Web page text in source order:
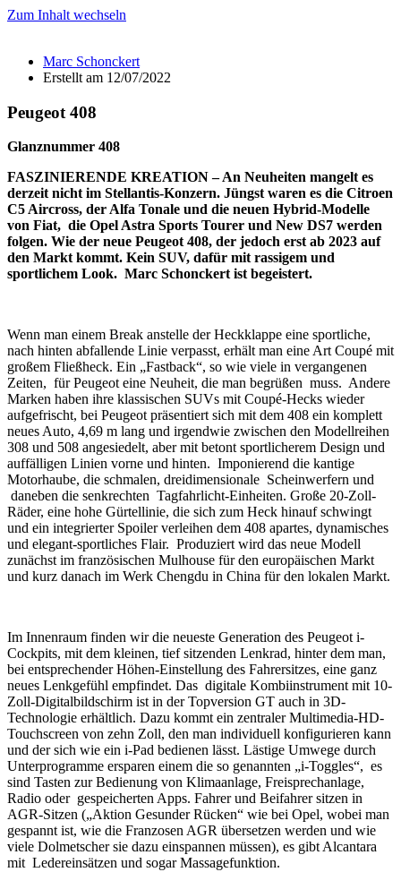
Zum Inhalt wechseln
Marc Schonckert
Erstellt am 12/07/2022
Peugeot 408
Glanznummer 408
FASZINIERENDE KREATION – An Neuheiten mangelt es
derzeit nicht im Stellantis-Konzern. Jüngst waren es die Citroen
C5 Aircross, der Alfa Tonale und die neuen Hybrid-Modelle
von Fiat, die Opel Astra Sports Tourer und New DS7 werden
folgen. Wie der neue Peugeot 408, der jedoch erst ab 2023 auf
den Markt kommt. Kein SUV, dafür mit rassigem und
sportlichem Look. Marc Schonckert ist begeistert.
Wenn man einem Break anstelle der Heckklappe eine sportliche,
nach hinten abfallende Linie verpasst, erhält man eine Art Coupé mit
großem Fließheck. Ein „Fastback“, so wie viele in vergangenen
Zeiten, für Peugeot eine Neuheit, die man begrüßen muss. Andere
Marken haben ihre klassischen SUVs mit Coupé-Hecks wieder
aufgefrischt, bei Peugeot präsentiert sich mit dem 408 ein komplett
neues Auto, 4,69 m lang und irgendwie zwischen den Modellreihen
308 und 508 angesiedelt, aber mit betont sportlicherem Design und
auffälligen Linien vorne und hinten. Imponierend die kantige
Motorhaube, die schmalen, dreidimensionale Scheinwerfern und
daneben die senkrechten Tagfahrlicht-Einheiten. Große 20-Zoll-
Räder, eine hohe Gürtellinie, die sich zum Heck hinauf schwingt
und ein integrierter Spoiler verleihen dem 408 apartes, dynamisches
und elegant-sportliches Flair. Produziert wird das neue Modell
zunächst im französischen Mulhouse für den europäischen Markt
und kurz danach im Werk Chengdu in China für den lokalen Markt.
Im Innenraum finden wir die neueste Generation des Peugeot i-
Cockpits, mit dem kleinen, tief sitzenden Lenkrad, hinter dem man,
bei entsprechender Höhen-Einstellung des Fahrersitzes, eine ganz
neues Lenkgefühl empfindet. Das digitale Kombiinstrument mit 10-
Zoll-Digitalbildschirm ist in der Topversion GT auch in 3D-
Technologie erhältlich. Dazu kommt ein zentraler Multimedia-HD-
Touchscreen von zehn Zoll, den man individuell konfigurieren kann
und der sich wie ein i-Pad bedienen lässt. Lästige Umwege durch
Unterprogramme ersparen einem die so genannten „i-Toggles“, es
sind Tasten zur Bedienung von Klimaanlage, Freisprechanlage,
Radio oder gespeicherten Apps. Fahrer und Beifahrer sitzen in
AGR-Sitzen („Aktion Gesunder Rücken“ wie bei Opel, wobei man
gespannt ist, wie die Franzosen AGR übersetzen werden und wie
viele Dolmetscher sie dazu einspannen müssen), es gibt Alcantara
mit Ledereinsätzen und sogar Massagefunktion.